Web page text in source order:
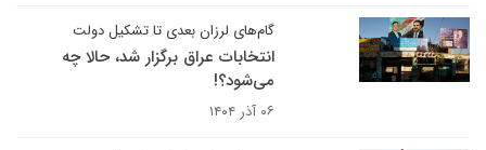
گام‌های لرزان بعدی تا تشکیل دولت
انتخابات عراق برگزار شد، حالا چه
می‌شود؟!
۰۶ آذر ۱۴۰۴